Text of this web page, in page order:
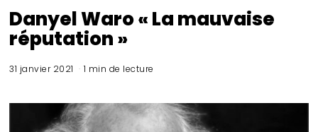
Danyel Waro « La mauvaise
réputation »
31 janvier 2021 1 min de lecture